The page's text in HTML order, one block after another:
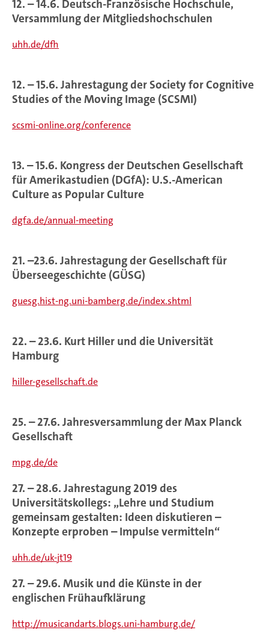
12. – 14.6. Deutsch-Französische Hochschule,
Versammlung der Mitgliedshochschulen
uhh.de/dfh
12. – 15.6. Jahrestagung der Society for Cognitive
Studies of the Moving Image (SCSMI)
scsmi-online.org/conference
13. – 15.6. Kongress der Deutschen Gesellschaft
für Amerikastudien (DGfA): U.S.-American
Culture as Popular Culture
dgfa.de/annual-meeting
21. –23.6. Jahrestagung der Gesellschaft für
Überseegeschichte (GÜSG)
guesg.hist-ng.uni-bamberg.de/index.shtml
22. – 23.6. Kurt Hiller und die Universität
Hamburg
hiller-gesellschaft.de
25. – 27.6. Jahresversammlung der Max Planck
Gesellschaft
mpg.de/de
27. – 28.6. Jahrestagung 2019 des
Universitätskollegs: „Lehre und Studium
gemeinsam gestalten: Ideen diskutieren –
Konzepte erproben – Impulse vermitteln“
uhh.de/uk-jt19
27. – 29.6. Musik und die Künste in der
englischen Frühaufklärung
http://musicandarts.blogs.uni-hamburg.de/